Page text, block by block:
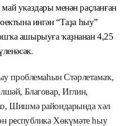
указдары менән раҫланған
ингән “Таҙа һыу”
ашырыуға ҡаҙнанан 4,25
нәсәк.
проблемаһын Стәрлетамаҡ,
Благовар, Иглин,
Шишмә райондарында хәл
республика Хөкүмәте һыу